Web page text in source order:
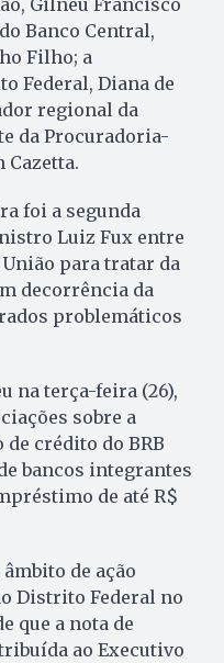
Banco Central,
Filho; a
Federal, Diana de
regional da
da Procuradoria-
Cazetta.
foi a segunda
Luiz Fux entre
para tratar da
decorrência da
problemáticos
na terça-feira (26),
sobre a
crédito do BRB
bancos integrantes
de até R$
de ação
Distrito Federal no
que a nota de
ao Executivo